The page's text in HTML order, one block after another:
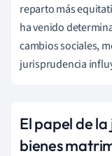
reparto más
ha venido
cambios sociales,
jurisprudencia
El papel de
bienes